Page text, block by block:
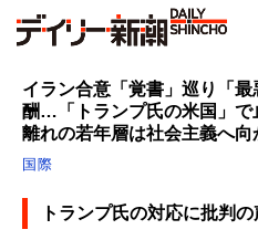
イラン合意「覚書」巡り「
酬…「トランプ氏の米国」
離れの若年層は社会主義へ向
国際
トランプ氏の対応に批判の